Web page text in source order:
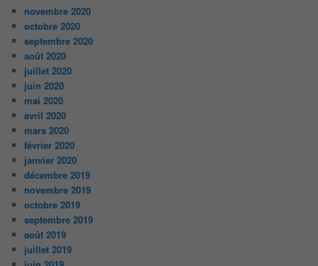
novembre 2020
octobre 2020
septembre 2020
août 2020
juillet 2020
juin 2020
mai 2020
avril 2020
mars 2020
février 2020
janvier 2020
décembre 2019
novembre 2019
octobre 2019
septembre 2019
août 2019
juillet 2019